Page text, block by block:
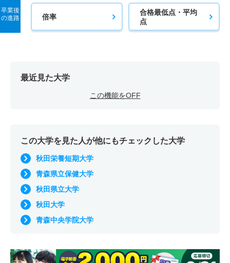
卒業後
の進路
倍率
合格最低点・平均
点
最近見た大学
この機能をOFF
この大学を見た人が他にもチェックした大学
秋田栄養短期大学
青森県立保健大学
秋田県立大学
秋田大学
青森中央学院大学